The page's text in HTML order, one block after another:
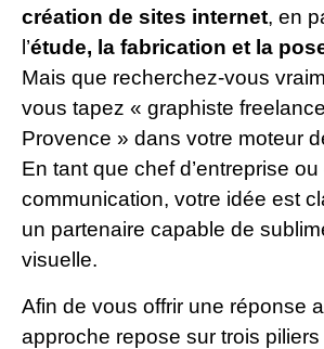
création de sites internet, en
l’étude, la fabrication et la
Mais que recherchez-vous
vous tapez « graphiste
Provence » dans votre moteur
En tant que chef d’entreprise
communication, votre idée est
un partenaire capable de
visuelle.
Afin de vous offrir une réponse
approche repose sur trois